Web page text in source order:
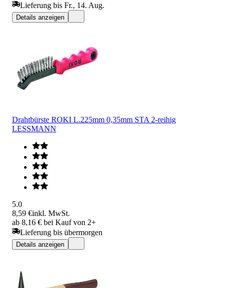
Lieferung bis Fr., 14. Aug.
Details anzeigen
Drahtbürste ROKI L.225mm 0,35mm STA 2-reihig
LESSMANN
5.0
8,59 €inkl. MwSt.
ab 8,16 € bei Kauf von 2+
Lieferung bis übermorgen
Details anzeigen